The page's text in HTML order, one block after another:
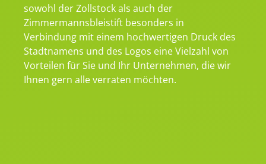
sowohl der Zollstock als auch der
Zimmermannsbleistift besonders in
Verbindung mit einem hochwertigen Druck des
Stadtnamens und des Logos eine Vielzahl von
Vorteilen für Sie und Ihr Unternehmen, die wir
Ihnen gern alle verraten möchten.